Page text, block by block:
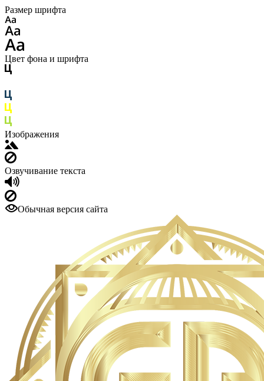
Размер шрифта
Цвет фона и шрифта
Изображения
Озвучивание текста
Обычная версия сайта